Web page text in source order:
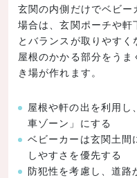
玄関の内側だけでベビ
場合は、玄関ポーチや軒
とバランスが取りやす
屋根のかかる部分をう
き場が作れます。
屋根や軒の出を利用
車ゾーン」にする
ベビーカーは玄関土間
しやすさを優先する
防犯性を考慮し、道路